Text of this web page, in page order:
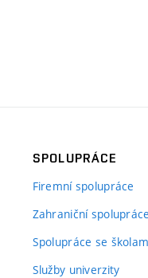
SPOLUPRÁCE
Firemní spolupráce
Zahraniční spolupráce
Spolupráce se
Služby univerzity